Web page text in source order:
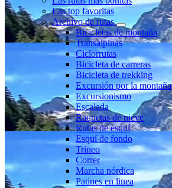
Las top favoritas
Archivo de rutas
Bicicletas de montaña
Transalpinas
Ciclorrutas
Bicicleta de carreras
Bicicleta de trekking
Excursión por la montaña
Excursionismo
Escalada
Raquetas de nieve
Rutas de esquí
Esquí de fondo
Trineo
Correr
Marcha nórdica
Patines en linea